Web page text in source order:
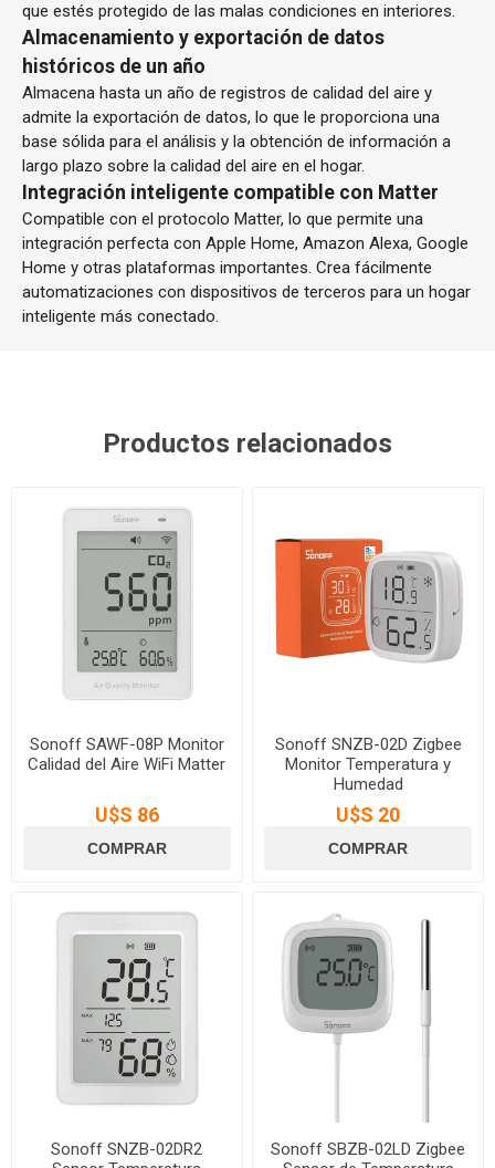
que estés protegido de las malas condiciones en interiores.
Almacenamiento y exportación de datos
históricos de un año
Almacena hasta un año de registros de calidad del aire y
admite la exportación de datos, lo que le proporciona una
base sólida para el análisis y la obtención de información a
largo plazo sobre la calidad del aire en el hogar.
Integración inteligente compatible con Matter
Compatible con el protocolo Matter, lo que permite una
integración perfecta con Apple Home, Amazon Alexa, Google
Home y otras plataformas importantes. Crea fácilmente
automatizaciones con dispositivos de terceros para un hogar
inteligente más conectado.
Productos relacionados
Sonoff SAWF-08P Monitor
Calidad del Aire WiFi Matter
U$S 86
Sonoff SNZB-02D Zigbee
Monitor Temperatura y
Humedad
U$S 20
Sonoff SNZB-02DR2
Sonoff SBZB-02LD Zigbee